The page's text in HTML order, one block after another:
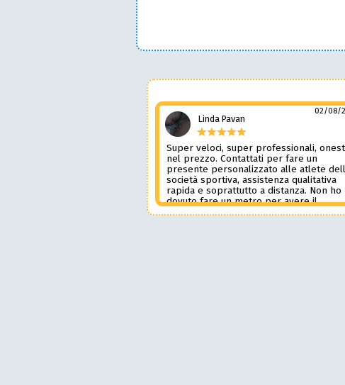
Linda Pavan
02/08/
Super veloci, super professionali,
nel prezzo. Contattati per fare un
presente personalizzato alle atlete
società sportiva, assistenza qualitativa
rapida e soprattutto a distanza. Non ho
dovuto fare un metro per avere il
prodotto desiderato. Una assistenza